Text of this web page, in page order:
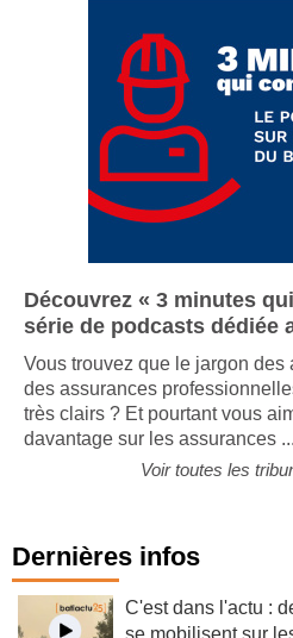
Découvrez « 3 minutes
série de podcasts dédiée
Vous trouvez que le jargon des
des assurances
très clairs ? Et pourtant vous
Dernières infos
C'est dans l'actu :